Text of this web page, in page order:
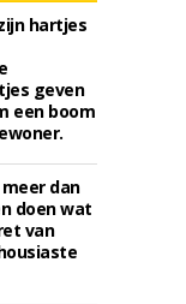
hartjes
geven
een boom
dan
doen wat
van